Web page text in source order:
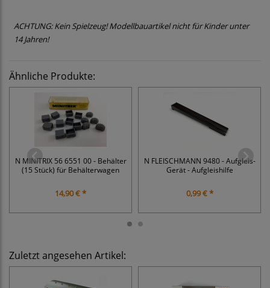
ACHTUNG: Kein Spielzeug! Modellbauartikel nicht für Kinder unter
14 Jahren!
Ähnliche Produkte:
N MINITRIX 56 6551 00 - Behälter
(15 Stück) für Behälterwagen
14,90 € *
N FLEISCHMANN 9480 - Aufgleis-
Gerät - Aufgleishilfe
0,99 € *
Zuletzt angesehen Artikel: